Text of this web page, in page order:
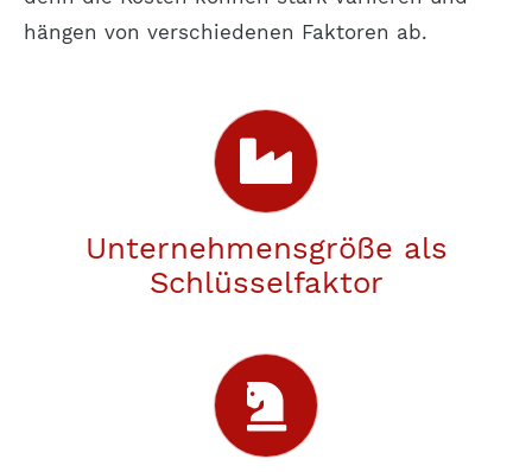
hängen von verschiedenen Faktoren ab.
Unternehmensgröße als
Schlüsselfaktor